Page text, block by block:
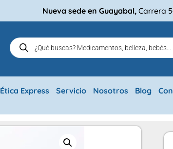
Nueva sede en Guayabal, Carrera
Ética Express Servicio Nosotros Blog